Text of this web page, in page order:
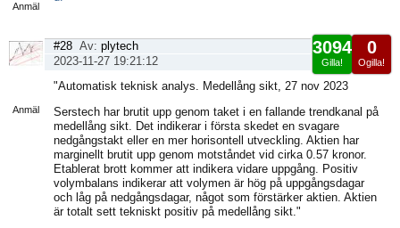
Anmäl
Anmäl
0
Ogilla!
3094
Gilla!
#28 Av: plytech
2023-11-27 19:21:12
"Automatisk teknisk analys. Medellång sikt, 27 nov 2023
Serstech har brutit upp genom taket i en fallande trendkanal på
medellång sikt. Det indikerar i första skedet en svagare
nedgångstakt eller en mer horisontell utveckling. Aktien har
marginellt brutit upp genom motståndet vid cirka 0.57 kronor.
Etablerat brott kommer att indikera vidare uppgång. Positiv
volymbalans indikerar att volymen är hög på uppgångsdagar
och låg på nedgångsdagar, något som förstärker aktien. Aktien
är totalt sett tekniskt positiv på medellång sikt."